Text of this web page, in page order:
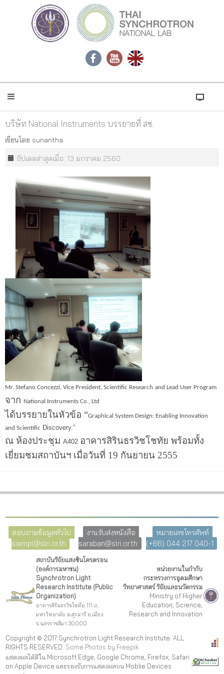
บริษัท National Instruments บรรยายที่ สซ.
เขียนโดย sunantha
อัปเดตล่าสุดเมื่อ: 13 มกราคม 2560
Mr. Stefano Concezzi, Vice President, Scientific Research and Lead User Program
จาก National Instruments Co., Ltd
ได้บรรยายในหัวข้อ “Graphical System Design: Enabling Innovation
and Scientific Discovery.”
ณ ห้องประชุม A402 อาคารสิรินธรวิชโชทัย พร้อมทั้ง
เยี่ยมชมสถาบันฯ เมื่อวันที่ 19 กันยายน 2555
สอบถามข้อมูลทั่วไป :
siampl@slri.or.th
งานรับส่งหนังสือ :
saraban@slri.or.th
หมายเลขโทรศัพท์ :
(+66) 044 217 040-1
สถาบันวิจัยแสงซินโครตรอน
(องค์การมหาชน)
Synchrotron Light
Research Institute (Public
Organization)
อาคารสิรินธรวิชโชทัย 111 ถ.
มหาวิทยาลัย ต.สุรนารี อ.เมือง
จ.นครราชสีมา 30000
หน่วยงานในกำกับ
กระทรวงการอุดมศึกษา
วิทยาศาสตร์ วิจัยและนวัตกรรม
Ministry of Higher
Education, Science,
Research and Innovation
Copyright © 2017 Synchrotron Light Research Institute. ALL
RIGHTS RESERVED. Some Photos by Freepik
แสดงผลได้ดีใน Microsoft Edge, Google Chrome, Firefox, Safari
on Apple Device และรองรับการแสดงผลบน Moblie Devices